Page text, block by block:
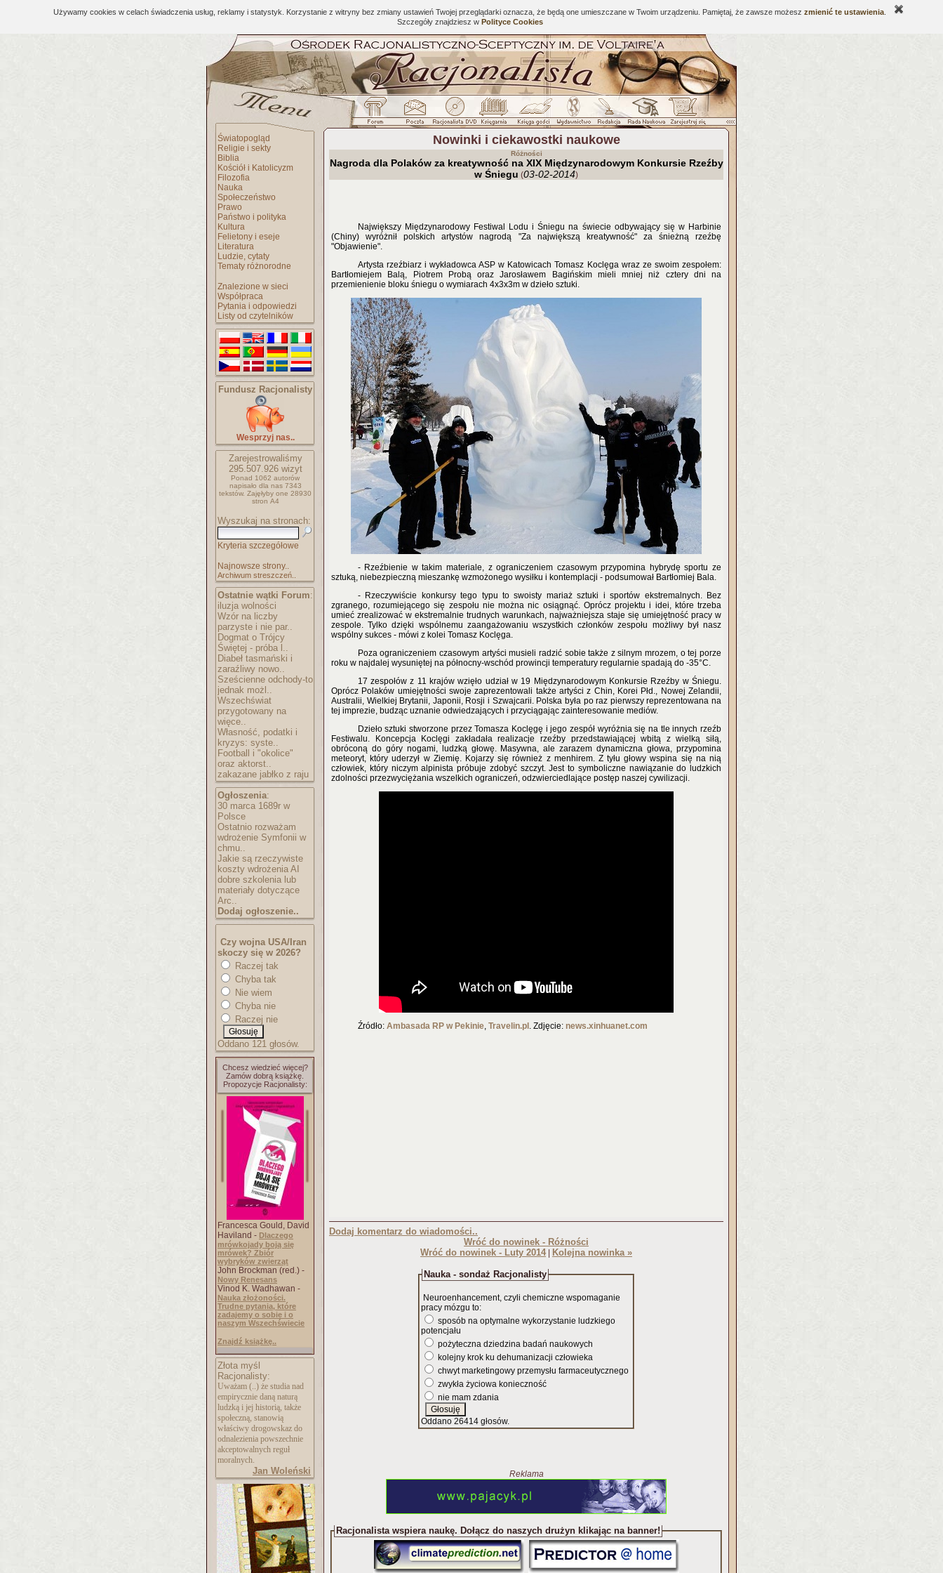
Używamy cookies w celach świadczenia usług, reklamy i statystyk. Korzystanie z witryny bez zmiany ustawień Twojej przeglądarki oznacza, że będą one umieszczane w Twoim urządzeniu. Pamiętaj, że zawsze możesz zmienić te ustawienia
Szczegóły znajdziesz w Polityce Cookies
Światopogląd
Religie i sekty
Biblia
Kościół i Katolicyzm
Filozofia
Nauka
Społeczeństwo
Prawo
Państwo i polityka
Kultura
Felietony i eseje
Literatura
Ludzie, cytaty
Tematy różnorodne
Znalezione w sieci
Współpraca
Pytania i odpowiedzi
Listy od czytelników
Fundusz Racjonalisty
Wesprzyj nas..
Zarejestrowaliśmy
295.507.926wizyt
Ponad 1062 autorów
napisało dla nas 7343
tekstów. Zajęłyby one 28930
stron A4
Wyszukaj na stronach:
Kryteria szczegółowe
Najnowsze strony..
Archiwum streszczeń..
Ostatnie wątki Forum:
iluzja wolności
Wzór na liczby
parzyste i nie par..
Dogmat o Trójcy
Świętej - próba l..
Diabeł tasmański i
zaraźliwy nowo..
Sześcienne odchody-to
jednak możl..
Wszechświat
przygotowany na
więce..
Własność, podatki i
kryzys: syste..
Football i "okolice"
oraz aktorst..
zakazane jabłko z raju
Ogłoszenia:
30 marca 1689r w
Polsce
Ostatnio rozważam
wdrożenie Symfonii w
chmu..
Jakie są rzeczywiste
koszty wdrożenia AI
dobre szkolenia lub
materiały dotyczące
Arc..
Dodaj ogłoszenie..
Czy wojna USA/Iran
skoczy się w 2026?
Raczej tak
Chyba tak
Nie wiem
Chyba nie
Raczej nie
Oddano 121 głosów.
Chcesz wiedzieć więcej?
Zamów dobrą książkę.
Propozycje Racjonalisty:
Francesca Gould, David
Haviland - Dlaczego
mrówkojady boją się
mrówek? Zbiór
wybryków zwierząt
John Brockman (red.) -
Nowy Renesans
Vinod K. Wadhawan -
Nauka złożoności.
Trudne pytania, które
zadajemy o sobie i o
naszym Wszechświecie
Znajdź książkę..
Złota myśl
Racjonalisty:
Uważam (..) że studia nad
empirycznie daną naturą
ludzką i jej historią, także
społeczną, stanowią
właściwy drogowskaz do
odnalezienia powszechnie
akceptowalnych reguł
moralnych.
Jan Woleński
Nowinki i ciekawostki naukowe
Różności
Nagroda dla Polaków za kreatywność na XIX Międzynarodowym Konkursie Rzeźby
w Śniegu (03-02-2014)
Największy Międzynarodowy Festiwal Lodu i Śniegu na świecie odbywający się w Harbinie
(Chiny) wyróżnił polskich artystów nagrodą "Za największą kreatywność" za śnieżną rzeźbę
"Objawienie".
Artysta rzeźbiarz i wykładowca ASP w Katowicach Tomasz Koclęga wraz ze swoim zespołem:
Bartłomiejem Balą, Piotrem Probą oraz Jarosławem Bagińskim mieli mniej niż cztery dni na
przemienienie bloku śniegu o wymiarach 4x3x3m w dzieło sztuki.
- Rzeźbienie w takim materiale, z ograniczeniem czasowym przypomina hybrydę sportu ze
sztuką, niebezpieczną mieszankę wzmożonego wysiłku i kontemplacji - podsumował Bartłomiej Bala.
- Rzeczywiście konkursy tego typu to swoisty mariaż sztuki i sportów ekstremalnych. Bez
zgranego, rozumiejącego się zespołu nie można nic osiągnąć. Oprócz projektu i idei, które trzeba
umieć zrealizować w ekstremalnie trudnych warunkach, najważniejsza staje się umiejętność pracy w
zespole. Tylko dzięki wspólnemu zaangażowaniu wszystkich członków zespołu możliwy był nasz
wspólny sukces - mówi z kolei Tomasz Koclęga.
Poza ograniczeniem czasowym artyści musieli radzić sobie także z silnym mrozem, o tej porze
roku w najdalej wysuniętej na północny-wschód prowincji temperatury regularnie spadają do -35°C.
17 zespołów z 11 krajów wzięło udział w 19 Międzynarodowym Konkursie Rzeźby w Śniegu.
Oprócz Polaków umiejętności swoje zaprezentowali także artyści z Chin, Korei Płd., Nowej Zelandii,
Australii, Wielkiej Brytanii, Japonii, Rosji i Szwajcarii. Polska była po raz pierwszy reprezentowana na
tej imprezie, budząc uznanie odwiedzających i przyciągając zainteresowanie mediów.
Dzieło sztuki stworzone przez Tomasza Koclęgę i jego zespół wyróżnia się na tle innych rzeźb
Festiwalu. Koncepcja Koclęgi zakładała realizacje rzeźby przedstawiającej wbitą z wielką siłą,
obróconą do góry nogami, ludzką głowę. Masywna, ale zarazem dynamiczna głowa, przypomina
meteoryt, który uderzył w Ziemię. Kojarzy się również z menhirem. Z tyłu głowy wspina się na nią
człowiek, który niczym alpinista próbuje zdobyć szczyt. Jest to symboliczne nawiązanie do ludzkich
zdolności przezwyciężania wszelkich ograniczeń, odzwierciedlające postęp naszej cywilizacji.
Źródło: Ambasada RP w Pekinie, Travelin.pl . Zdjęcie: news.xinhuanet.com
Dodaj komentarz do wiadomości..
Wróć do nowinek - Różności
Wróć do nowinek - Luty 2014
Kolejna nowinka »
Nauka - sondaż Racjonalisty
Neuroenhancement, czyli chemiczne wspomaganie
pracy mózgu to:
sposób na optymalne wykorzystanie ludzkiego
potencjału
pożyteczna dziedzina badań naukowych
kolejny krok ku dehumanizacji człowieka
chwyt marketingowy przemysłu farmaceutycznego
zwykła życiowa konieczność
nie mam zdania
Oddano 26414 głosów.
Reklama
Racjonalista wspiera naukę. Dołącz do naszych drużyn klikając na banner!